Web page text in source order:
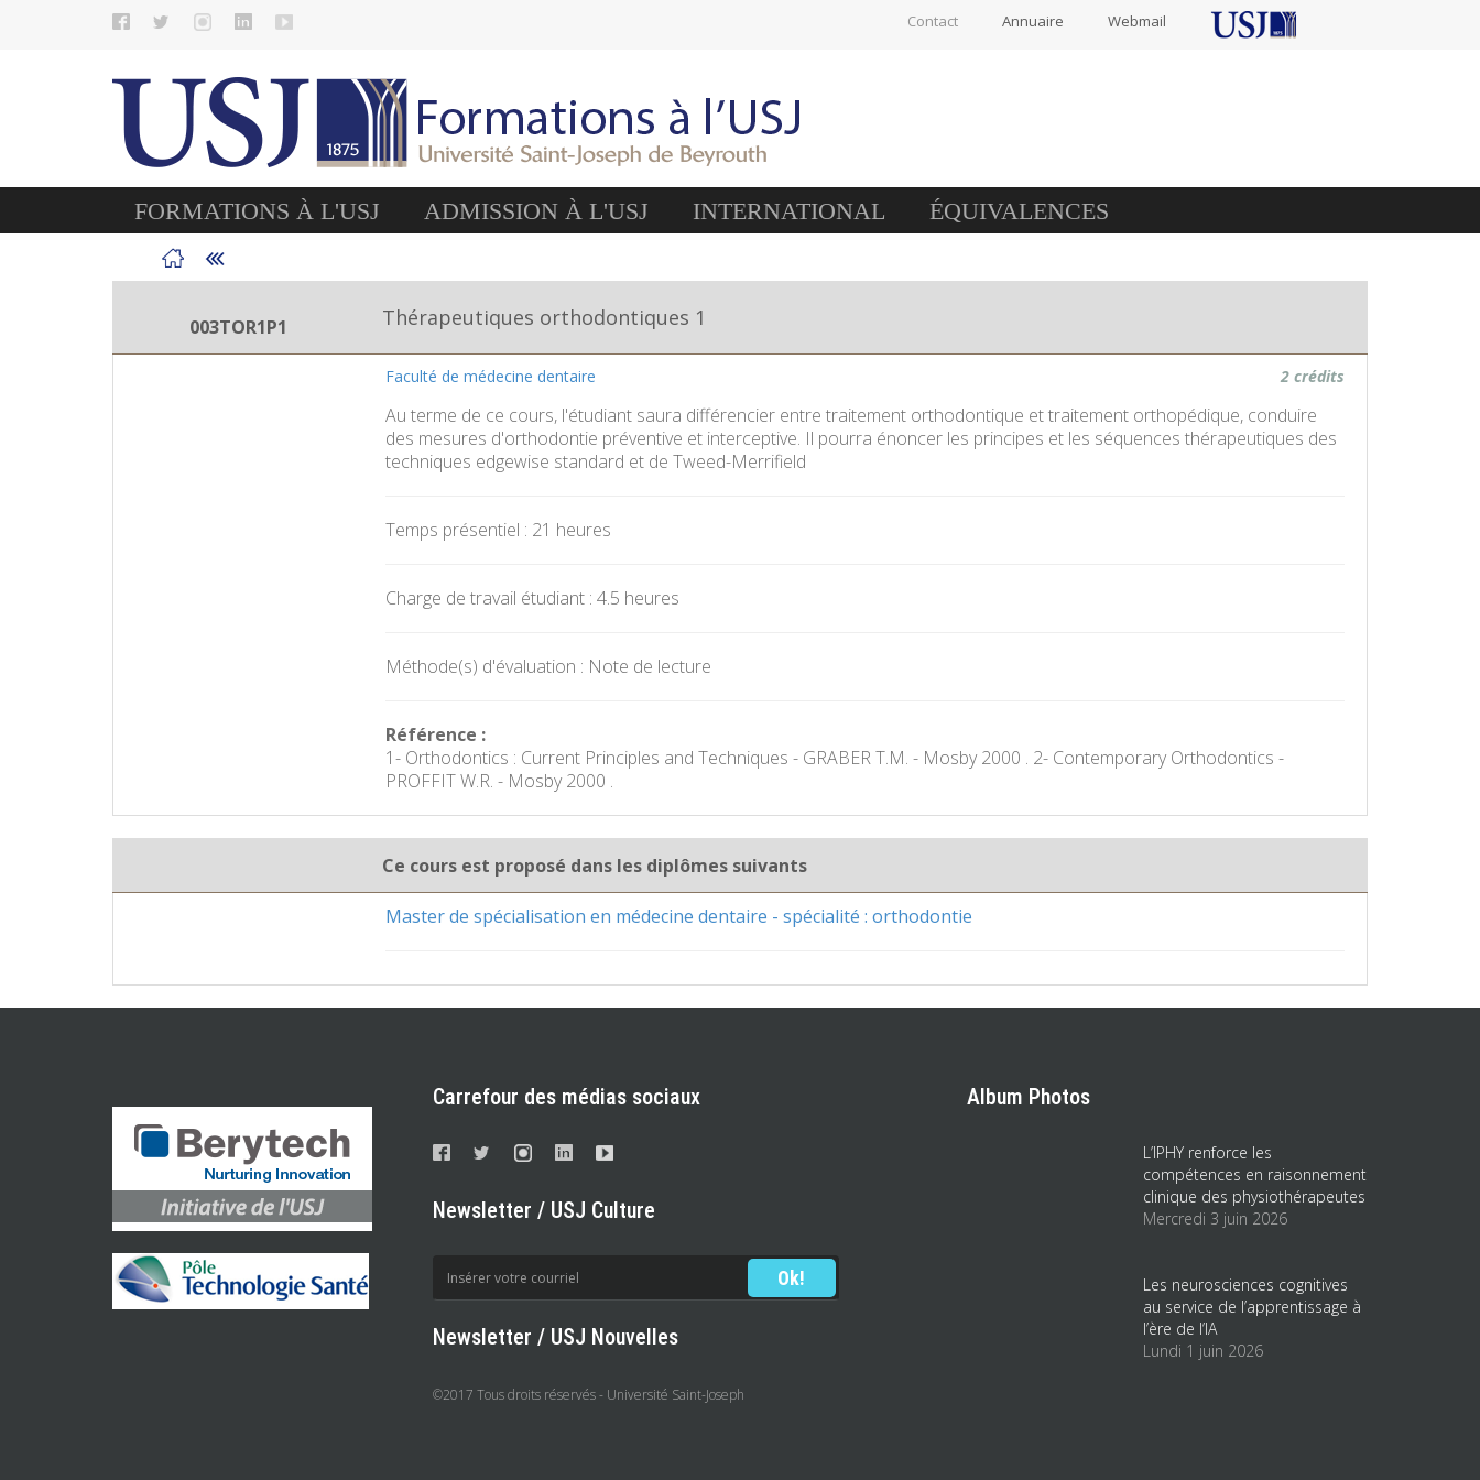
Contact Annuaire Webmail
FORMATIONS À L'USJ ADMISSION À L'USJ INTERNATIONAL ÉQUIVALENCES
003TOR1P1 Thérapeutiques orthodontiques 1
Faculté de médecine dentaire 2 crédits
Au terme de ce cours, l'étudiant saura différencier entre traitement orthodontique et traitement orthopédique, conduire
des mesures d'orthodontie préventive et interceptive. Il pourra énoncer les principes et les séquences thérapeutiques des
techniques edgewise standard et de Tweed-Merrifield
Temps présentiel : 21 heures
Charge de travail étudiant : 4.5 heures
Méthode(s) d'évaluation : Note de lecture
Référence :
1- Orthodontics : Current Principles and Techniques - GRABER T.M. - Mosby 2000 . 2- Contemporary Orthodontics -
PROFFIT W.R. - Mosby 2000 .
Ce cours est proposé dans les diplômes suivants
Master de spécialisation en médecine dentaire - spécialité : orthodontie
Carrefour des médias sociaux
Newsletter / USJ Culture
Newsletter / USJ Nouvelles
©2017 Tous droits réservés - Université Saint-Joseph
Album Photos
L’IPHY renforce les
compétences en raisonnement
clinique des physiothérapeutes
Mercredi 3 juin 2026
Les neurosciences cognitives
au service de l’apprentissage à
l’ère de l’IA
Lundi 1 juin 2026